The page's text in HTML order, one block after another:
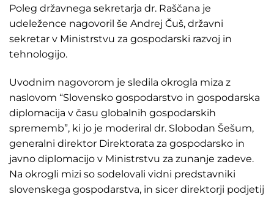
Poleg državnega sekretarja dr. Raščana je
udeležence nagovoril še Andrej Čuš, državni
sekretar v Ministrstvu za gospodarski razvoj in
tehnologijo.
Uvodnim nagovorom je sledila okrogla miza z
naslovom “Slovensko gospodarstvo in gospodarska
diplomacija v času globalnih gospodarskih
sprememb”, ki jo je moderiral dr. Slobodan Šešum,
generalni direktor Direktorata za gospodarsko in
javno diplomacijo v Ministrstvu za zunanje zadeve.
Na okrogli mizi so sodelovali vidni predstavniki
slovenskega gospodarstva, in sicer direktorji podjetij